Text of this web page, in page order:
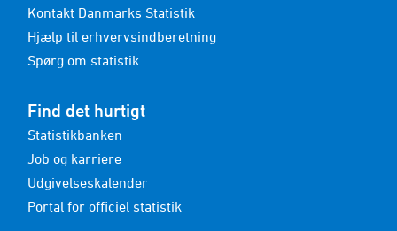
Kontakt Danmarks Statistik
Hjælp til erhvervsindberetning
Spørg om statistik
Find det hurtigt
Statistikbanken
Job og karriere
Udgivelseskalender
Portal for officiel statistik